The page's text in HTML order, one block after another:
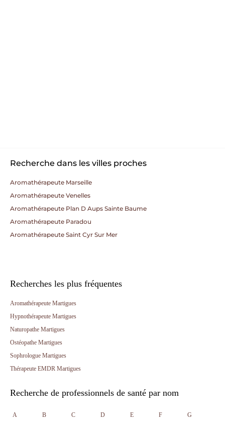
Recherche dans les villes proches
Aromathérapeute Marseille
Aromathérapeute Venelles
Aromathérapeute Plan D Aups Sainte Baume
Aromathérapeute Paradou
Aromathérapeute Saint Cyr Sur Mer
Recherches les plus fréquentes
Aromathérapeute Martigues
Hypnothérapeute Martigues
Naturopathe Martigues
Ostéopathe Martigues
Sophrologue Martigues
Thérapeute EMDR Martigues
Recherche de professionnels de santé par nom
A B C D E F G